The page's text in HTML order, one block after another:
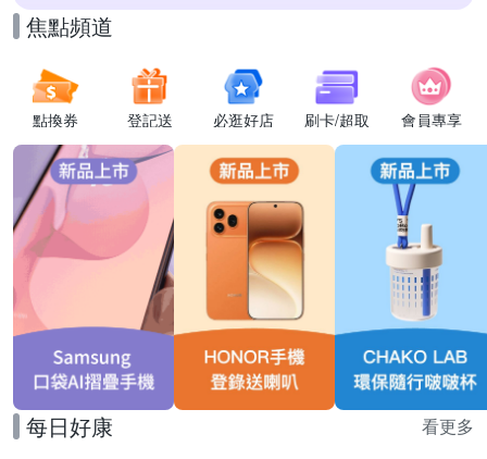
焦點頻道
點換券 登記送 必逛好店 刷卡/超取 會員專享
每日好康 看更多